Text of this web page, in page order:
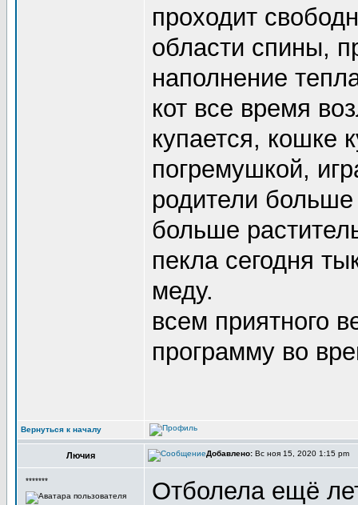
проходит
области спины,
наполнение
кот все время
купается, кошке
погремушкой,
родители
больше
пекла сегодня
меду.
всем приятного
программу во
Вернуться к началу
Лючия Добавлено: Вс ноя 15, 2020 1:15 pm
*******
Отболела ещё